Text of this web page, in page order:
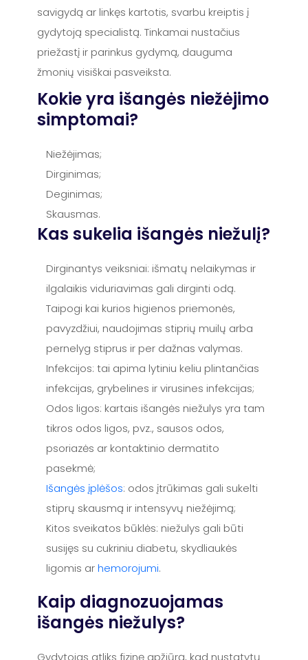
savigydą ar linkęs kartotis, svarbu kreiptis į
gydytoją specialistą. Tinkamai nustačius
priežastį ir parinkus gydymą, dauguma
žmonių visiškai pasveiksta.
Kokie yra išangės niežėjimo
simptomai?
Niežėjimas;
Dirginimas;
Deginimas;
Skausmas.
Kas sukelia išangės niežulį?
Dirginantys veiksniai: išmatų nelaikymas ir
ilgalaikis viduriavimas gali dirginti odą.
Taipogi kai kurios higienos priemonės,
pavyzdžiui, naudojimas stiprių muilų arba
pernelyg stiprus ir per dažnas valymas.
Infekcijos: tai apima lytiniu keliu plintančias
infekcijas, grybelines ir virusines infekcijas;
Odos ligos: kartais išangės niežulys yra tam
tikros odos ligos, pvz., sausos odos,
psoriazės ar kontaktinio dermatito
pasekmė;
Išangės įplėšos: odos įtrūkimas gali sukelti
stiprų skausmą ir intensyvų niežėjimą;
Kitos sveikatos būklės: niežulys gali būti
susijęs su cukriniu diabetu, skydliaukės
ligomis arhemorojumi.
Kaip diagnozuojamas
išangės niežulys?
Gydytojas atliks fizinę apžiūrą, kad nustatytų